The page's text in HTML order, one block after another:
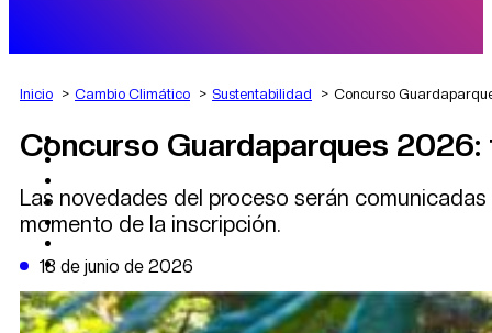
AGRO
DEPORTES
POLÍTICA
CAMBIO CLIMÁTICO
DE LA TRIBUNA TV
Inicio Cambio Climático Sustentabilidad Concurso
Concurso Guardaparques
Las novedades del proceso serán
momento de la inscripción.
18 de junio de 2026